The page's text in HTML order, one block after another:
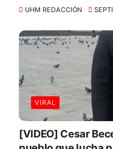
UHM REDACCIÓN
VIRAL
[VIDEO] Cesar